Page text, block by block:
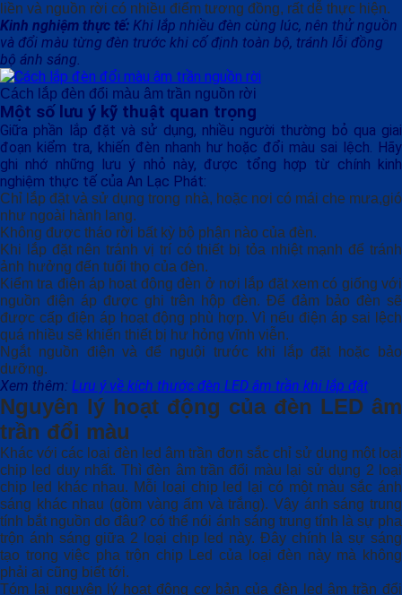
liền và nguồn rời có nhiều điểm tương đồng, rất dễ thực hiện.
Kinh nghiệm thực tế: Khi lắp nhiều đèn cùng lúc, nên thử nguồn
và đổi màu từng đèn trước khi cố định toàn bộ, tránh lỗi đồng
bộ ánh sáng.
Cách lắp đèn đổi màu âm trần nguồn rời
Một số lưu ý kỹ thuật quan trọng
Giữa phần lắp đặt và sử dụng, nhiều người thường bỏ qua giai
đoạn kiểm tra, khiến đèn nhanh hư hoặc đổi màu sai lệch. Hãy
ghi nhớ những lưu ý nhỏ này, được tổng hợp từ chính kinh
nghiệm thực tế của An Lạc Phát:
Chỉ lắp đặt và sử dụng trong nhà, hoặc nơi có mái che mưa,gió
như ngoài hành lang.
Không được tháo rời bất kỳ bộ phận nào của đèn.
Khi lắp đặt nên tránh vị trí có thiết bị tỏa nhiệt mạnh để tránh
ảnh hưởng đến tuổi thọ của đèn.
Kiểm tra điện áp hoạt động đèn ở nơi lắp đặt xem có giống với
nguồn điện áp được ghi trên hộp đèn. Để đảm bảo đèn sẽ
được cấp điện áp hoạt động phù hợp. Vì nếu điện áp sai lệch
quá nhiều sẽ khiến thiết bị hư hỏng vĩnh viễn.
Ngắt nguồn điện và để nguội trước khi lắp đặt hoặc bảo
dưỡng.
Xem thêm: Lưu ý về kích thước đèn LED âm trần khi lắp đặt
Nguyên lý hoạt động của đèn LED âm
trần đổi màu
Khác với các loại đèn led âm trần đơn sắc chỉ sử dụng một loại
chip led duy nhất. Thì đèn âm trần đổi màu lại sử dụng 2 loại
chip led khác nhau. Mỗi loại chip led lại có một màu sắc ánh
sáng khác nhau (gồm vàng ấm và trắng). Vậy ánh sáng trung
tính bắt nguồn do đâu? có thể nói ánh sáng trung tính là sự pha
trộn ánh sáng giữa 2 loại chip led này. Đây chính là sự sáng
tạo trong việc pha trộn chip Led của loại đèn này mà không
phải ai cũng biết tới.
Tóm lại nguyên lý hoạt động cơ bản của đèn led âm trần đổi